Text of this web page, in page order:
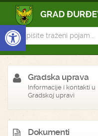
Open toolbar
Gradska uprava
Informacije i kontakti u
Gradskoj upravi
Dokumenti